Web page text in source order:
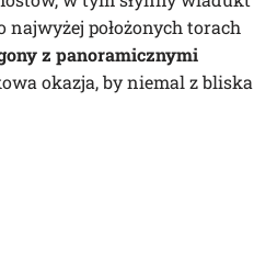
najwyżej położonych torach
z panoramicznymi
okazja, by niemal z bliska